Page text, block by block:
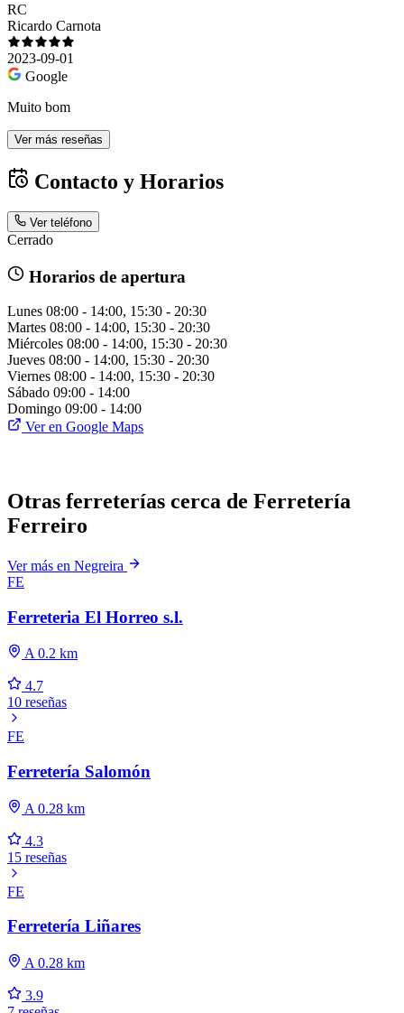
RC
Ricardo Carnota
2023-09-01
Google
Muito bom
Ver más reseñas
Contacto y Horarios
Ver teléfono
Cerrado
Horarios de apertura
Lunes 08:00 - 14:00, 15:30 - 20:30
Martes 08:00 - 14:00, 15:30 - 20:30
Miércoles 08:00 - 14:00, 15:30 - 20:30
Jueves 08:00 - 14:00, 15:30 - 20:30
Viernes 08:00 - 14:00, 15:30 - 20:30
Sábado 09:00 - 14:00
Domingo 09:00 - 14:00
Ver en Google Maps
Otras ferreterías cerca de Ferretería
Ferreiro
Ver más en Negreira
FE
Ferreteria El Horreo s.l.
A 0.2 km
4.7
10 reseñas
FE
Ferretería Salomón
A 0.28 km
4.3
15 reseñas
FE
Ferretería Liñares
A 0.28 km
3.9